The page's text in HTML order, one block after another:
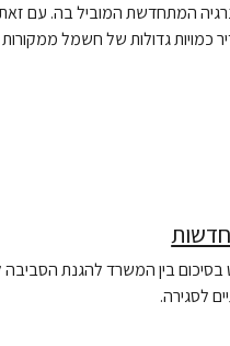
המתחדשת המוביל בה. עם
כמויות גדולות של חשמל